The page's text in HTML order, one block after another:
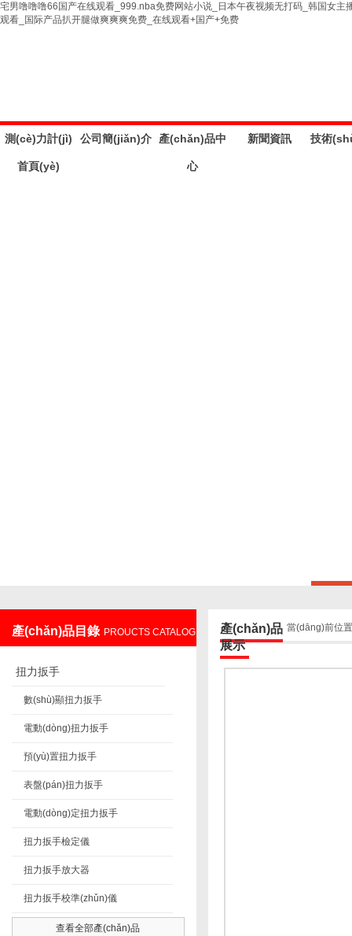
宅男噜噜噜66国产在线观看_999.nba免费网站小说_日本午夜视频无打码_韩国女
观看_国际产品扒开腿做爽爽爽免费_在线观看+国产+免费
測(cè)力計(jì)
首頁(yè)
公司簡(jiǎn)介 產(chǎn)品中
心
新聞資訊 技術
產(chǎn)品目錄 PROUCTS CATALOG
扭力扳手
數(shù)顯扭力扳手
電動(dòng)扭力扳手
預(yù)置扭力扳手
表盤(pán)扭力扳手
電動(dòng)定扭力扳手
扭力扳手檢定儀
扭力扳手放大器
扭力扳手校準(zhǔn)儀
查看全部產(chǎn)品
當(dāng)前位
產(chǎn)品
展示